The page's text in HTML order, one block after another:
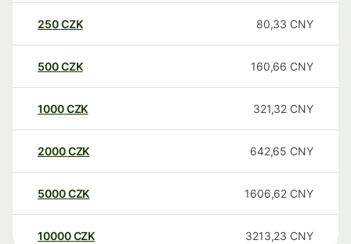
250CZK 80,33 CNY
500CZK 160,66 CNY
1000CZK 321,32 CNY
2000CZK 642,65 CNY
5000CZK 1606,62 CNY
10000 CZK 3213,23 CNY